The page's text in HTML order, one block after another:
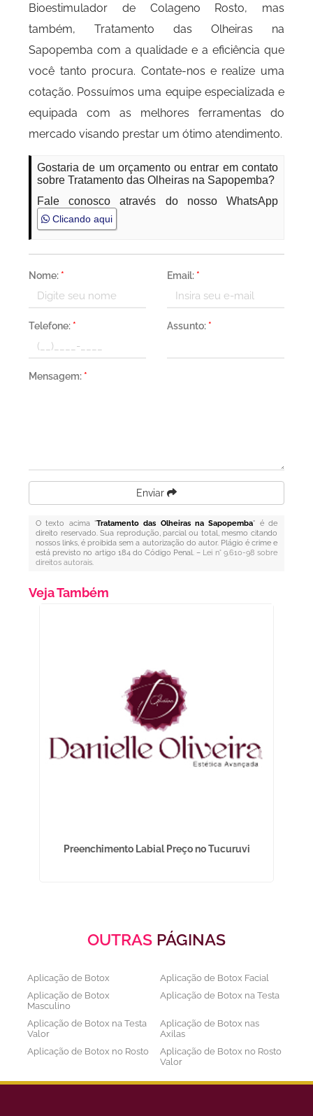
Bioestimulador de Colageno Rosto, mas
também, Tratamento das Olheiras na
Sapopemba com a qualidade e a eficiência que
você tanto procura. Contate-nos e realize uma
cotação. Possuímos uma equipe especializada e
equipada com as melhores ferramentas do
mercado visando prestar um ótimo atendimento.
Gostaria de um orçamento ou entrar em contato
sobre Tratamento das Olheiras na Sapopemba?
Fale conosco através do nosso WhatsApp
Clicando aqui
Nome: * Email: *
Telefone: * Assunto: *
Mensagem: *
Enviar
O texto acima "Tratamento das Olheiras na Sapopemba" é de
direito reservado. Sua reprodução, parcial ou total, mesmo citando
nossos links, é proibida sem a autorização do autor. Plágio é crime e
está previsto no artigo 184 do Código Penal. – Lei n° 9.610-98 sobre
direitos autorais.
Veja Também
Preenchimento Labial Preço no Tucuruvi
OUTRAS PÁGINAS
Aplicação de Botox
Aplicação de Botox Facial
Aplicação de Botox
Masculino
Aplicação de Botox na Testa
Aplicação de Botox na Testa
Valor
Aplicação de Botox nas
Axilas
Aplicação de Botox no Rosto
Aplicação de Botox no Rosto
Valor
Aplicação de Botox nos
Aplicação de Botox Preço